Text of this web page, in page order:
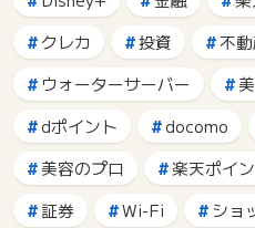
クレカ
投資
不
ウォーターサーバー
dポイント
docomo
美容のプロ
楽天ポイ
証券
Wi-Fi ショ